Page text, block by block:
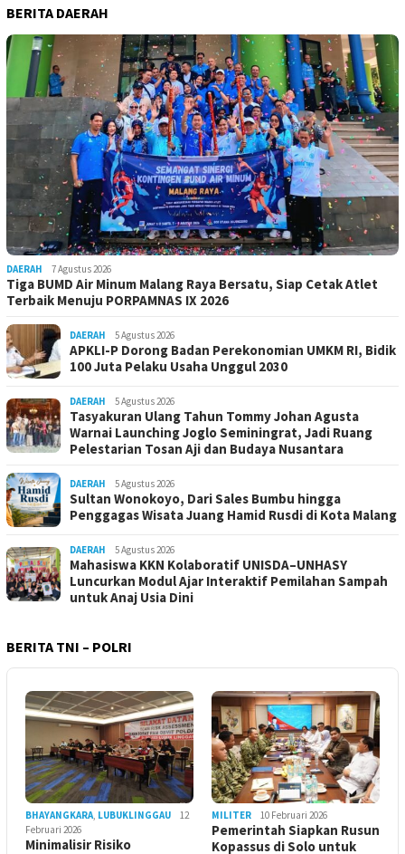
BERITA DAERAH
DAERAH 7 Agustus 2026
Tiga BUMD Air Minum Malang Raya Bersatu, Siap Cetak Atlet
Terbaik Menuju PORPAMNAS IX 2026
DAERAH 5 Agustus 2026
APKLI-P Dorong Badan Perekonomian UMKM RI, Bidik
100 Juta Pelaku Usaha Unggul 2030
DAERAH 5 Agustus 2026
Tasyakuran Ulang Tahun Tommy Johan Agusta
Warnai Launching Joglo Seminingrat, Jadi Ruang
Pelestarian Tosan Aji dan Budaya Nusantara
DAERAH 5 Agustus 2026
Sultan Wonokoyo, Dari Sales Bumbu hingga
Penggagas Wisata Juang Hamid Rusdi di Kota Malang
DAERAH 5 Agustus 2026
Mahasiswa KKN Kolaboratif UNISDA–UNHASY
Luncurkan Modul Ajar Interaktif Pemilahan Sampah
untuk Anaj Usia Dini
BERITA TNI – POLRI
BHAYANGKARA, LUBUKLINGGAU
12
Februari 2026
Minimalisir Risiko
MILITER 10 Februari 2026
Pemerintah Siapkan Rusun
Kopassus di Solo untuk